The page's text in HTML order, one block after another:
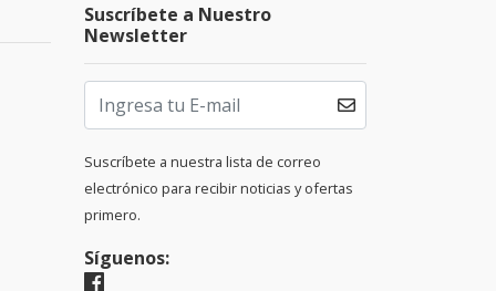
Suscríbete a Nuestro
Newsletter
Suscríbete a nuestra lista de correo
electrónico para recibir noticias y ofertas
primero.
Síguenos: